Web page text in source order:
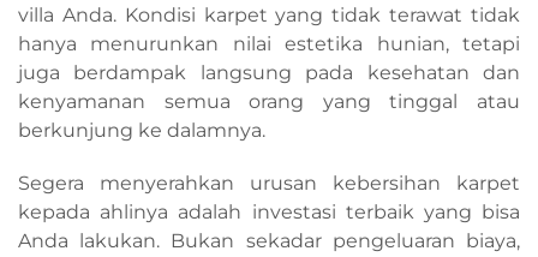
villa Anda. Kondisi karpet yang tidak terawat tidak
hanya menurunkan nilai estetika hunian, tetapi
juga berdampak langsung pada kesehatan dan
kenyamanan semua orang yang tinggal atau
berkunjung ke dalamnya.
Segera menyerahkan urusan kebersihan karpet
kepada ahlinya adalah investasi terbaik yang bisa
Anda lakukan. Bukan sekadar pengeluaran biaya,